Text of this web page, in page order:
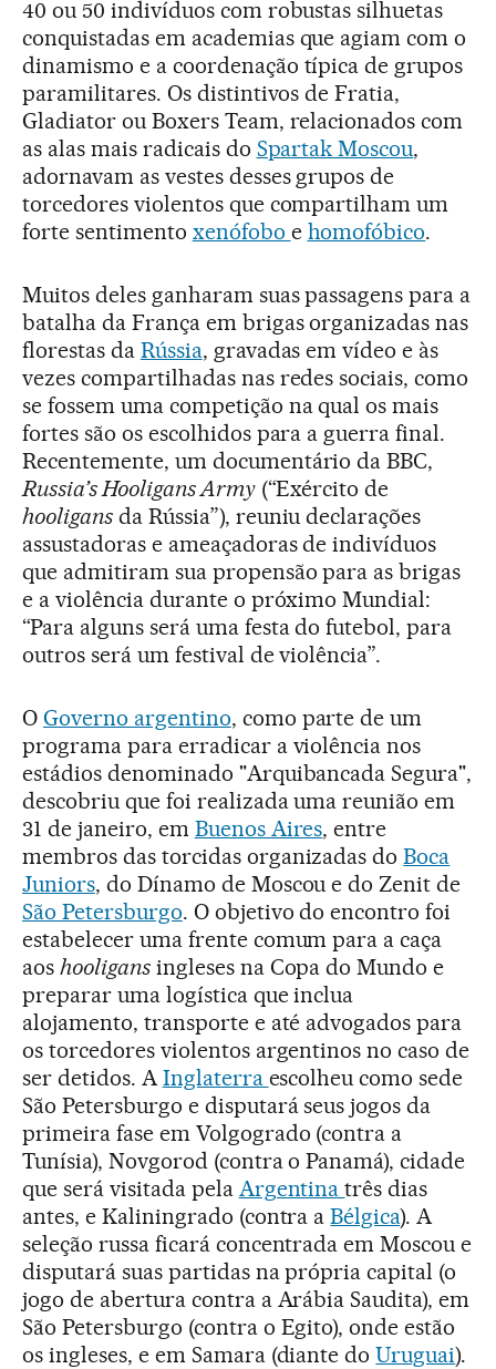
40 ou 50 indivíduos com robustas silhuetas
conquistadas em academias que agiam com o
dinamismo e a coordenação típica de grupos
paramilitares. Os distintivos de Fratia,
Gladiator ou Boxers Team, relacionados com
as alas mais radicais do Spartak Moscou,
adornavam as vestes desses grupos de
torcedores violentos que compartilham um
forte sentimento xenófobo e homofóbico.
Muitos deles ganharam suas passagens para a
batalha da França em brigas organizadas nas
florestas da Rússia, gravadas em vídeo e às
vezes compartilhadas nas redes sociais, como
se fossem uma competição na qual os mais
fortes são os escolhidos para a guerra final.
Recentemente, um documentário da BBC,
Russia’s Hooligans Army(“Exército de
hooligansda Rússia”), reuniu declarações
assustadoras e ameaçadoras de indivíduos
que admitiram sua propensão para as brigas
e a violência durante o próximo Mundial:
“Para alguns será uma festa do futebol, para
outros será um festival de violência”.
O Governo argentino, como parte de um
programa para erradicar a violência nos
estádios denominado "Arquibancada Segura",
descobriu que foi realizada uma reunião em
31 de janeiro, em Buenos Aires, entre
membros das torcidas organizadas doBoca
Juniors, do Dínamo de Moscou e do Zenit de
São Petersburgo. O objetivo do encontro foi
estabelecer uma frente comum para a caça
aos hooligansingleses na Copa do Mundo e
preparar uma logística que inclua
alojamento, transporte e até advogados para
os torcedores violentos argentinos no caso de
ser detidos. A Inglaterra escolheu como sede
São Petersburgo e disputará seus jogos da
primeira fase em Volgogrado (contra a
Tunísia), Novgorod (contra o Panamá), cidade
que será visitada pela Argentinatrês dias
antes, e Kaliningrado (contra aBélgica). A
seleção russa ficará concentrada em Moscou e
disputará suas partidas na própria capital (o
jogo de abertura contra a Arábia Saudita), em
São Petersburgo (contra o Egito), onde estão
os ingleses, e em Samara (diante doUruguai).